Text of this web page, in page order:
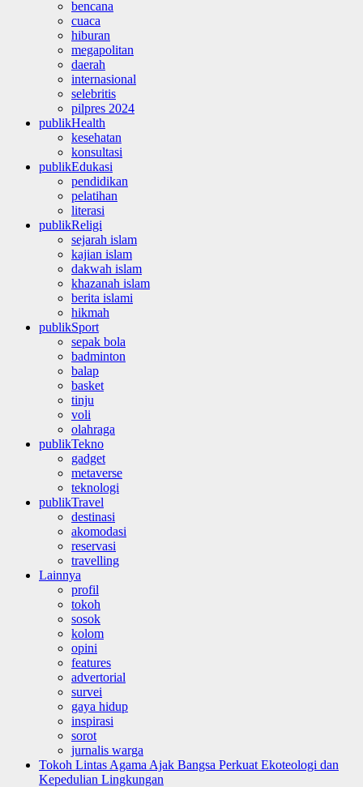
bencana
cuaca
hiburan
megapolitan
daerah
internasional
selebritis
pilpres 2024
publikHealth
kesehatan
konsultasi
publikEdukasi
pendidikan
pelatihan
literasi
publikReligi
sejarah islam
kajian islam
dakwah islam
khazanah islam
berita islami
hikmah
publikSport
sepak bola
badminton
balap
basket
tinju
voli
olahraga
publikTekno
gadget
metaverse
teknologi
publikTravel
destinasi
akomodasi
reservasi
travelling
Lainnya
profil
tokoh
sosok
kolom
opini
features
advertorial
survei
gaya hidup
inspirasi
sorot
jurnalis warga
Tokoh Lintas Agama Ajak Bangsa Perkuat Ekoteologi dan
Kepedulian Lingkungan